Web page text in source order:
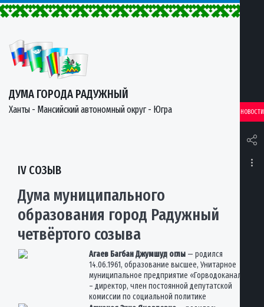
ДУМА ГОРОДА РАДУЖНЫЙ
Ханты - Мансийский автономный округ - Югра НОВОСТИ
IV СОЗЫВ
Дума муниципального
образования город Радужный
четвёртого созыва
Агаев Багбан Джумшуд оглы — родился
14.06.1961, образование высшее, Унитарное
муниципальное предприятие «Горводоканал»
– директор, член постоянной депутатской
комиссии по социальной политике